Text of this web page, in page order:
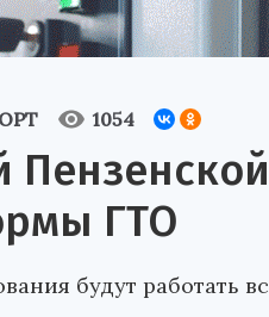
1054
ГТО
будут работать